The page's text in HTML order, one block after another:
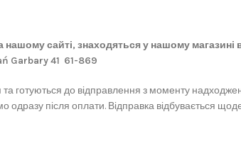
нашому сайті, знаходяться у нашому магазині
Garbary 41 61-869
готуються до відправлення з моменту
одразу після оплати. Відправка відбувається